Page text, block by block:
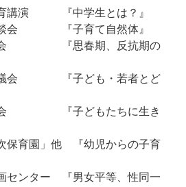
育講演 『中学生とは？』
談会 『子育て自然体』
集会 『思春期、反抗期の
議会 『子ども・若者とど
議会 『子どもたちに生き
保育園」他 『幼児からの子育
センター 『男女平等、性同一